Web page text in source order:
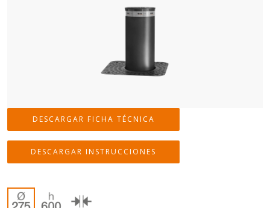
DESCARGAR FICHA TÉCNICA
DESCARGAR INSTRUCCIONES